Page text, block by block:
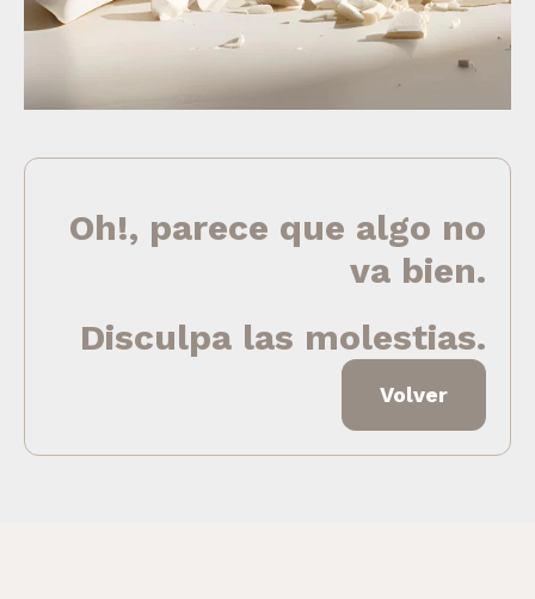
Oh!, parece que algo no
va bien.
Disculpa las molestias.
Volver